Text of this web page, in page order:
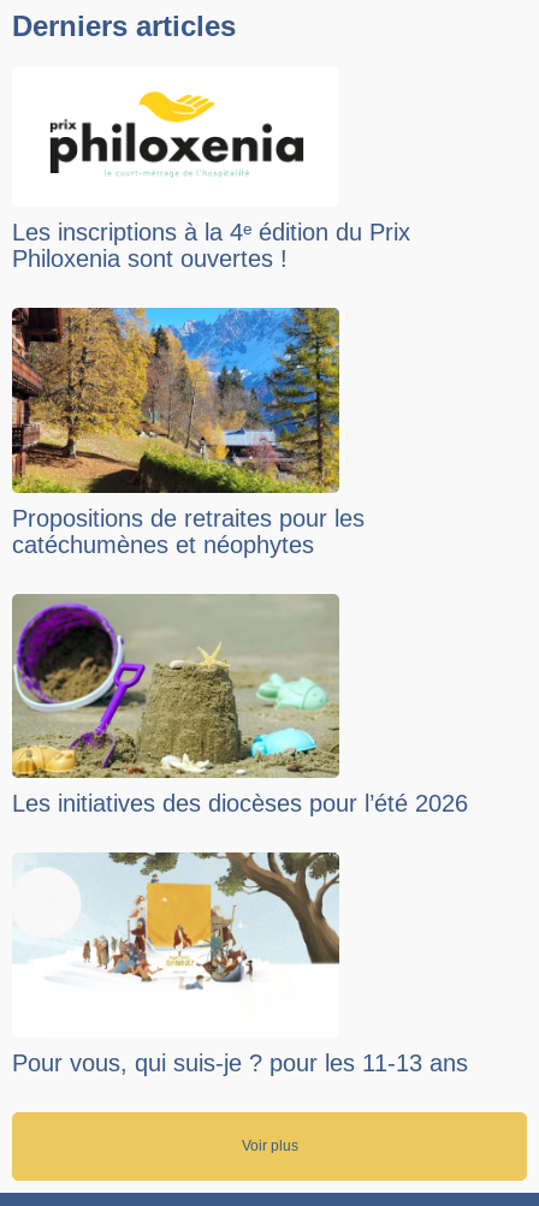
Derniers articles
Les inscriptions à la 4ᵉ édition du Prix
Philoxenia sont ouvertes !
Propositions de retraites pour les
catéchumènes et néophytes
Les initiatives des diocèses pour l’été 2026
Pour vous, qui suis-je ? pour les 11-13 ans
Voir plus